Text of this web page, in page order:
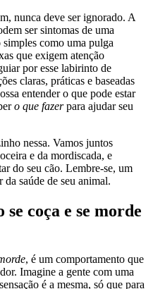
nunca deve ser ignorado. A
ser sintomas de uma
como uma pulga
que exigem atenção
por esse labirinto de
claras, práticas e baseadas
entender o que pode estar
o que fazerpara ajudar seu
nessa. Vamos juntos
e da mordiscada, e
do seu cão. Lembre-se, um
saúde de seu animal.
coça e se morde
, é um comportamento que
Imagine a gente com uma
é a mesma, só que para